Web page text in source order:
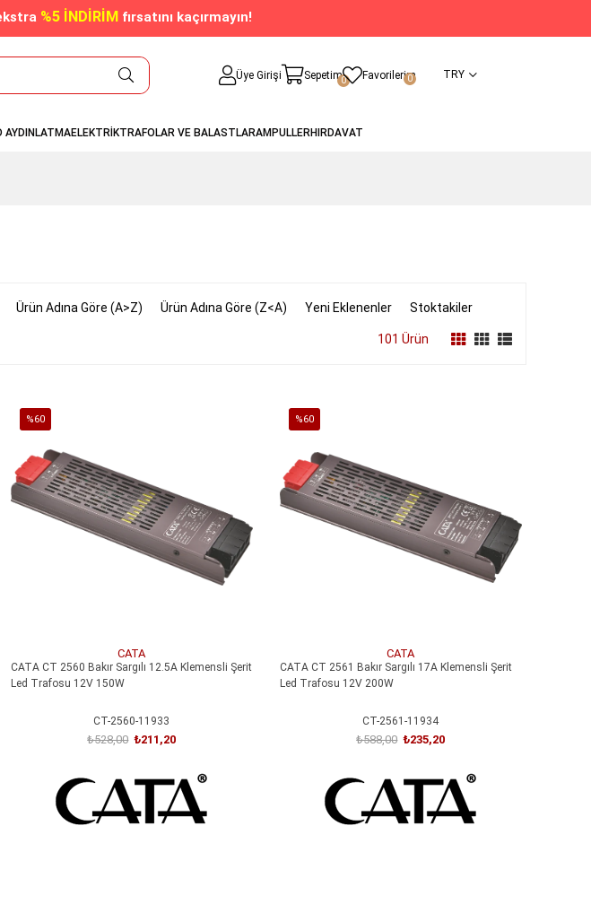
%5 İNDİRİM fırsatını kaçırmayın!
Üye Girişi Sepetim0 Favorilerim
0 TRY
AYDINLATMAELEKTRİKTRAFOLAR VE BALASTLARAMPULLERHIRDAVAT
Ürün Adına Göre (A>Z) Ürün Adına Göre (Z<A) Yeni Eklenenler Stoktakiler
101 Ürün
%60
%60İndirim
CATA
CATA CT 2560 Bakır Sargılı 12.5A Klemensli Şerit
Led Trafosu 12V 150W
CT-2560-11933
₺211,20
₺528,00
%60
%60İndirim
CATA
CATA CT 2561 Bakır Sargılı 17A Klemensli Şerit
Led Trafosu 12V 200W
CT-2561-11934
₺235,20
₺588,00